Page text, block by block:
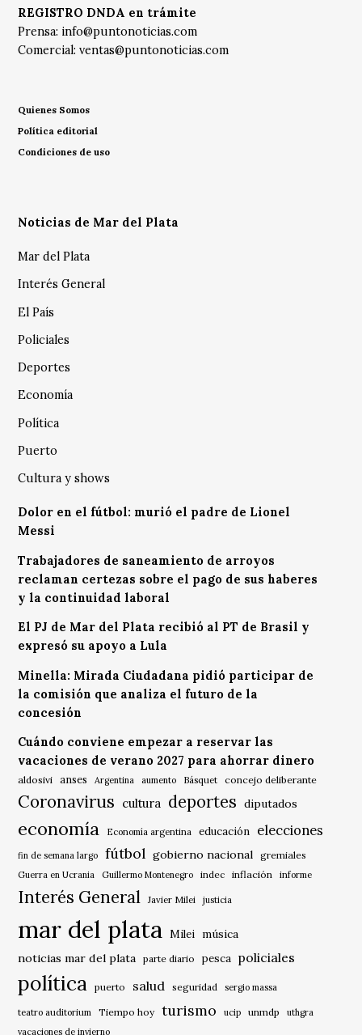
REGISTRO DNDA en trámite
Prensa: info@puntonoticias.com
Comercial:ventas@puntonoticias.com
Quienes Somos
Política editorial
Condiciones de uso
Noticias de Mar del Plata
Mar del Plata
Interés General
El País
Policiales
Deportes
Economía
Política
Puerto
Cultura y shows
Dolor en el fútbol: murió el padre de Lionel
Messi
Trabajadores de saneamiento de arroyos
reclaman certezas sobre el pago de sus haberes
y la continuidad laboral
El PJ de Mar del Plata recibió al PT de Brasil y
expresó su apoyo a Lula
Minella: Mirada Ciudadana pidió participar de
la comisión que analiza el futuro de la
concesión
Cuándo conviene empezar a reservar las
vacaciones de verano 2027 para ahorrar dinero
aldosivi anses Argentina aumento Básquet concejo deliberante
Coronavirus cultura deportes diputados
economía Economía argentina educación elecciones
fin de semana largo fútbol gobierno nacional gremiales
Guerra en Ucrania Guillermo Montenegro indec inflación informe
Interés General Javier Milei justicia
mar del plata Milei música
noticias mar del plata
parte diario pesca policiales
política puerto salud seguridad sergio massa
teatro auditorium Tiempo hoy turismo ucip unmdp
uthgra
vacaciones de invierno